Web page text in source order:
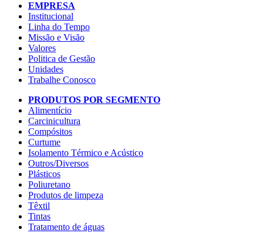
EMPRESA
Institucional
Linha do Tempo
Missão e Visão
Valores
Politica de Gestão
Unidades
Trabalhe Conosco
PRODUTOS POR SEGMENTO
Alimentício
Carcinicultura
Compósitos
Curtume
Isolamento Térmico e Acústico
Outros/Diversos
Plásticos
Poliuretano
Produtos de limpeza
Têxtil
Tintas
Tratamento de águas